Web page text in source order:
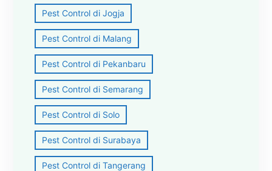
Pest Control di Jogja
Pest Control di Malang
Pest Control di Pekanbaru
Pest Control di Semarang
Pest Control di Solo
Pest Control di Surabaya
Pest Control di Tangerang